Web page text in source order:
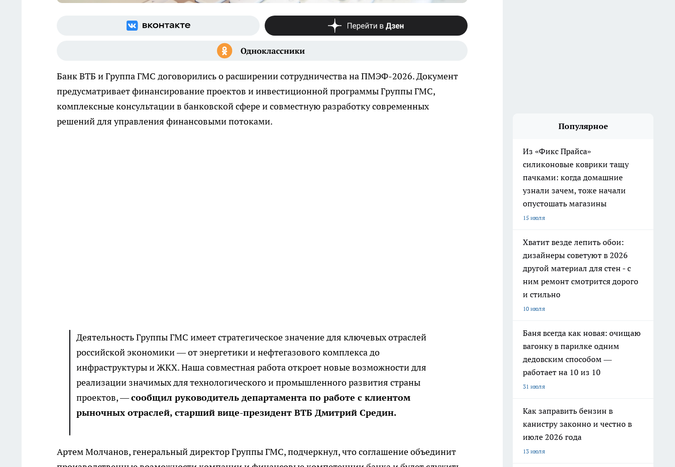
Банк ВТБ и Группа ГМС договорились о расширении сотрудничества на ПМЭФ-2026. Документ
предусматривает финансирование проектов и инвестиционной программы Группы ГМС,
комплексные консультации в банковской сфере и совместную разработку современных
решений для управления финансовыми потоками.
Деятельность Группы ГМС имеет стратегическое значение для ключевых отраслей
российской экономики — от энергетики и нефтегазового комплекса до
инфраструктуры и ЖКХ. Наша совместная работа откроет новые возможности для
реализации значимых для технологического и промышленного развития страны
проектов, —сообщил руководитель департамента по работе с клиентом
рыночных отраслей, старший вице-президент ВТБ Дмитрий Средин.
Артем Молчанов, генеральный директор Группы ГМС, подчеркнул, что соглашение объединит
Популярное
Из «Фикс Прайса»
силиконовые коврики тащу
пачками: когда домашние
узнали зачем, тоже начали
опустошать магазины
15 июля
Хватит везде лепить обои:
дизайнеры советуют в 2026
другой материал для стен - с
ним ремонт смотрится дорого
и стильно
10 июля
Баня всегда как новая: очищаю
вагонку в парилке одним
дедовским способом —
работает на 10 из 10
31 июля
Как заправить бензин в
канистру законно и честно в
июле 2026 года
13 июля